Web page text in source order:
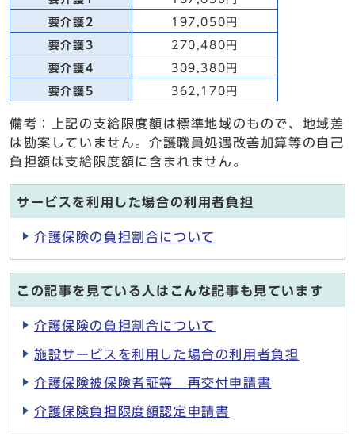
要介護2 197,050円
要介護3 270,480円
要介護4 309,380円
要介護5 362,170円
備考：上記の支給限度額は標準地域のもので、地域差
は勘案していません。介護職員処遇改善加算等の自己
負担額は支給限度額に含まれません。
サービスを利用した場合の利用者負担
介護保険の負担割合について
この記事を見ている人はこんな記事も見ています
介護保険の負担割合について
施設サービスを利用した場合の利用者負担
介護保険被保険者証等 再交付申請書
介護保険負担限度額認定申請書